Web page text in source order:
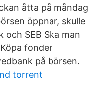
åtta på måndag
öppnar, skulle
och SEB Ska man
fonder
på börsen.
torrent